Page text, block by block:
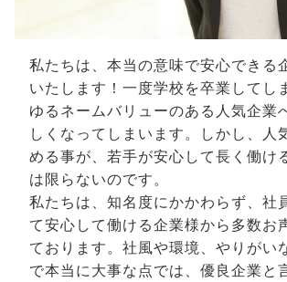
私たちは、本当の意味で安心できる
いたします！一度学校を卒業してし
ゆるネームバリューのある人気企業
しくなってしまいます。しかし、人
める事が、若手が安心して長く働け
は限らないのです。
私たちは、知名度にかかわらず、社
て安心して働ける企業様から多数お
ております。社風や環境、やりがい
で本当に大事な点では、優良企業と